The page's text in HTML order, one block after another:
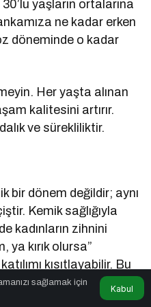
yaşların ortalarına
ne kadar erken
döneminde o kadar
Her yaşta alınan
kalitesini artırır.
ve sürekliliktir.
bir dönem değildir; aynı
Kemik sağlığıyla
kadınların zihnini
ya kırık olursa”
kısıtlayabilir. Bu
açıdan destek çok
yapmak, sosyal
sağlamak için
Kabul